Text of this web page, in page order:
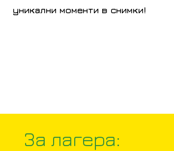
уникални моменти в снимки!
За лагера: